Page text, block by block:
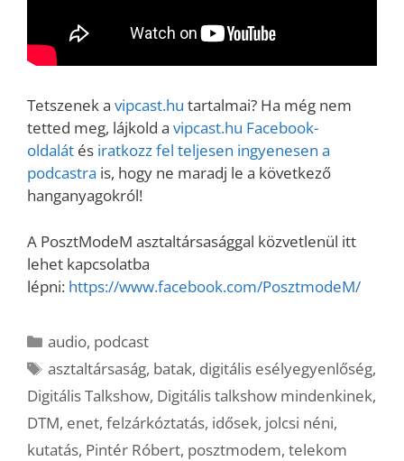
Tetszenek a vipcast.hu tartalmai? Ha még nem
tetted meg, lájkold a vipcast.hu Facebook-
oldalát és iratkozz fel teljesen ingyenesen a
podcastra is, hogy ne maradj le a következő
hanganyagokról!
A PosztModeM asztaltársasággal közvetlenül itt
lehet kapcsolatba
lépni: https://www.facebook.com/PosztmodeM/
Kategória
audio, podcast
Címkék
asztaltársaság, batak, digitális esélyegyenlőség,
Digitális Talkshow, Digitális talkshow mindenkinek,
DTM, enet, felzárkóztatás, idősek, jolcsi néni,
kutatás, Pintér Róbert, posztmodem, telekom